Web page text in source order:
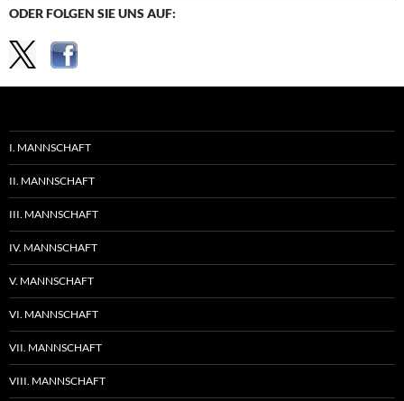
ODER FOLGEN SIE UNS AUF:
I. MANNSCHAFT
II. MANNSCHAFT
III. MANNSCHAFT
IV. MANNSCHAFT
V. MANNSCHAFT
VI. MANNSCHAFT
VII. MANNSCHAFT
VIII. MANNSCHAFT